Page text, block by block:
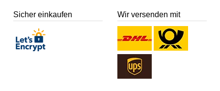
Sicher einkaufen Wir versenden mit